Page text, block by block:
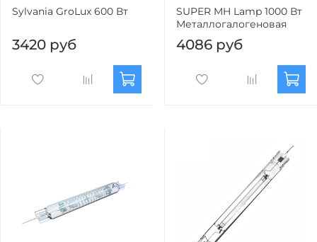
Sylvania GroLux 600 Вт
3420 руб
SUPER MH Lamp 1000 Вт
Металлогалогеновая
4086 руб